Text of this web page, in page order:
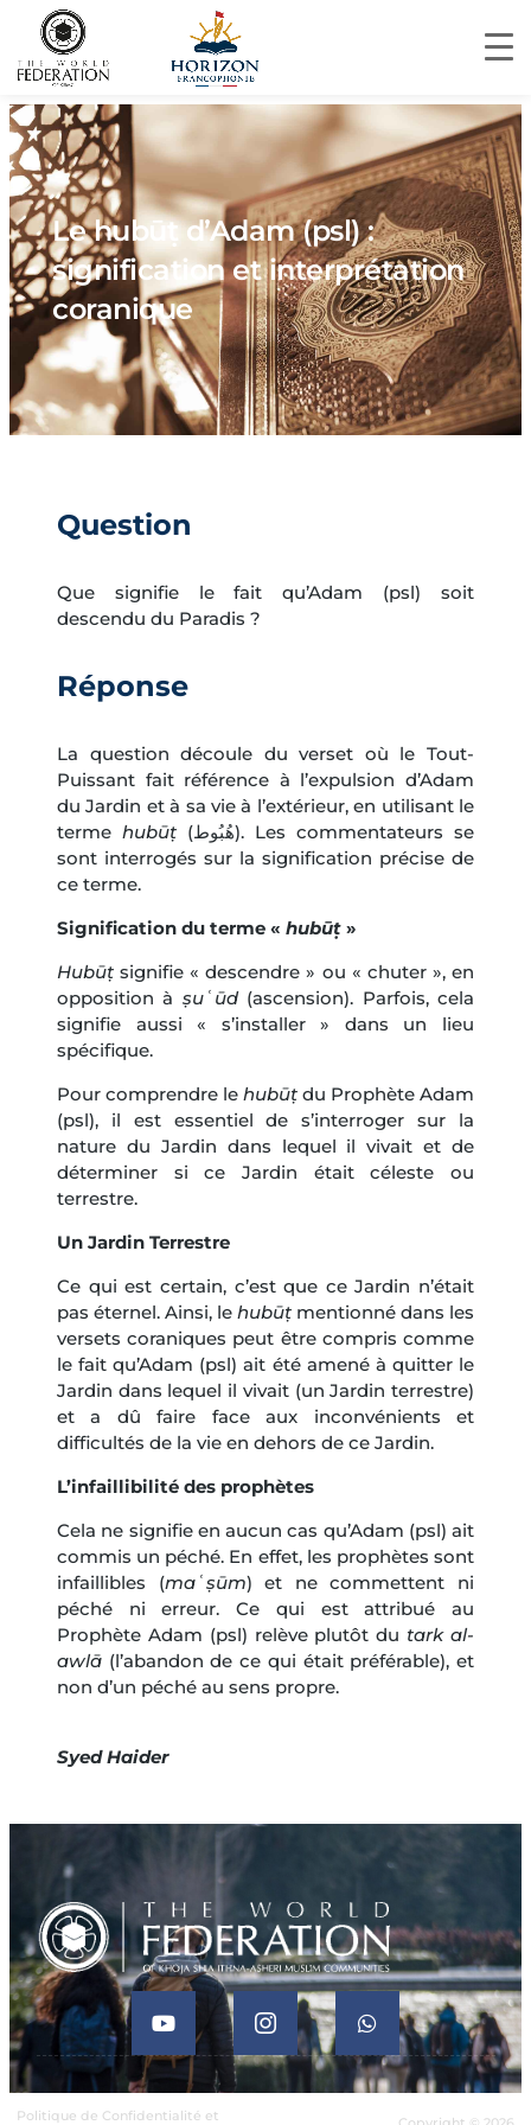
Le hubūṭ d’Adam (psl) :
signification et interprétation
coranique
Question
Que signifie le fait qu’Adam (psl) soit
descendu du Paradis ?
Réponse
La question découle du verset où le Tout-
Puissant fait référence à l’expulsion d’Adam
du Jardin et à sa vie à l’extérieur, en utilisant le
terme hubūṭ (هُبُوط). Les commentateurs se
sont interrogés sur la signification précise de
ce terme.
Signification du terme « hubūṭ »
Hubūṭ signifie « descendre » ou « chuter », en
opposition à ṣuʿūd(ascension). Parfois, cela
signifie aussi « s’installer » dans un lieu
spécifique.
Pour comprendre le hubūṭ du Prophète Adam
(psl), il est essentiel de s’interroger sur la
nature du Jardin dans lequel il vivait et de
déterminer si ce Jardin était céleste ou
terrestre.
Un Jardin Terrestre
Ce qui est certain, c’est que ce Jardin n’était
pas éternel. Ainsi, le hubūṭ mentionné dans les
versets coraniques peut être compris comme
le fait qu’Adam (psl) ait été amené à quitter le
Jardin dans lequel il vivait (un Jardin terrestre)
et a dû faire face aux inconvénients et
difficultés de la vie en dehors de ce Jardin.
L’infaillibilité des prophètes
Cela ne signifie en aucun cas qu’Adam (psl) ait
commis un péché. En effet, les prophètes sont
infaillibles (maʿṣūm) et ne commettent ni
péché ni erreur. Ce qui est attribué au
Prophète Adam (psl) relève plutôt du tark al-
awlā (l’abandon de ce qui était préférable), et
non d’un péché au sens propre.
Syed Haider
Politique de Confidentialité et